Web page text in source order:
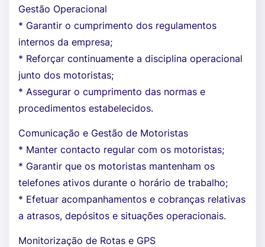
Gestão Operacional
* Garantir o cumprimento dos regulamentos
internos da empresa;
* Reforçar continuamente a disciplina operacional
junto dos motoristas;
* Assegurar o cumprimento das normas e
procedimentos estabelecidos.
Comunicação e Gestão de Motoristas
* Manter contacto regular com os motoristas;
* Garantir que os motoristas mantenham os
telefones ativos durante o horário de trabalho;
* Efetuar acompanhamentos e cobranças relativas
a atrasos, depósitos e situações operacionais.
Monitorização de Rotas e GPS